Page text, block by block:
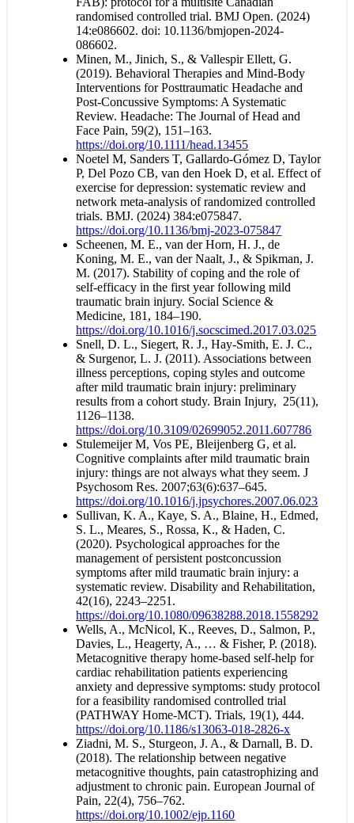
randomised controlled trial. BMJ Open. (2024)
14:e086602. doi: 10.1136/bmjopen-2024-
086602.
Minen, M., Jinich, S., & Vallespir Ellett, G.
(2019). Behavioral Therapies and Mind-Body
Interventions for Posttraumatic Headache and
Post-Concussive Symptoms: A Systematic
Review. Headache: The Journal of Head and
Face Pain, 59(2), 151–163.
https://doi.org/10.1111/head.13455
Noetel M, Sanders T, Gallardo-Gómez D, Taylor
P, Del Pozo CB, van den Hoek D, et al. Effect of
exercise for depression: systematic review and
network meta-analysis of randomized controlled
trials. BMJ. (2024) 384:e075847.
https://doi.org/10.1136/bmj-2023-075847
Scheenen, M. E., van der Horn, H. J., de
Koning, M. E., van der Naalt, J., & Spikman, J.
M. (2017). Stability of coping and the role of
self-efficacy in the first year following mild
traumatic brain injury. Social Science &
Medicine, 181, 184–190.
https://doi.org/10.1016/j.socscimed.2017.03.025
Snell, D. L., Siegert, R. J., Hay-Smith, E. J. C.,
& Surgenor, L. J. (2011). Associations between
illness perceptions, coping styles and outcome
after mild traumatic brain injury: preliminary
results from a cohort study. Brain Injury, 25(11),
1126–1138.
https://doi.org/10.3109/02699052.2011.607786
Stulemeijer M, Vos PE, Bleijenberg G, et al.
Cognitive complaints after mild traumatic brain
injury: things are not always what they seem. J
Psychosom Res. 2007;63(6):637–645.
https://doi.org/10.1016/j.jpsychores.2007.06.023
Sullivan, K. A., Kaye, S. A., Blaine, H., Edmed,
S. L., Meares, S., Rossa, K., & Haden, C.
(2020). Psychological approaches for the
management of persistent postconcussion
symptoms after mild traumatic brain injury: a
systematic review. Disability and Rehabilitation,
42(16), 2243–2251.
https://doi.org/10.1080/09638288.2018.1558292
Wells, A., McNicol, K., Reeves, D., Salmon, P.,
Davies, L., Heagerty, A., … & Fisher, P. (2018).
Metacognitive therapy home-based self-help for
cardiac rehabilitation patients experiencing
anxiety and depressive symptoms: study protocol
for a feasibility randomised controlled trial
(PATHWAY Home-MCT). Trials, 19(1), 444.
https://doi.org/10.1186/s13063-018-2826-x
Ziadni, M. S., Sturgeon, J. A., & Darnall, B. D.
(2018). The relationship between negative
metacognitive thoughts, pain catastrophizing and
adjustment to chronic pain. European Journal of
Pain, 22(4), 756–762.
https://doi.org/10.1002/ejp.1160